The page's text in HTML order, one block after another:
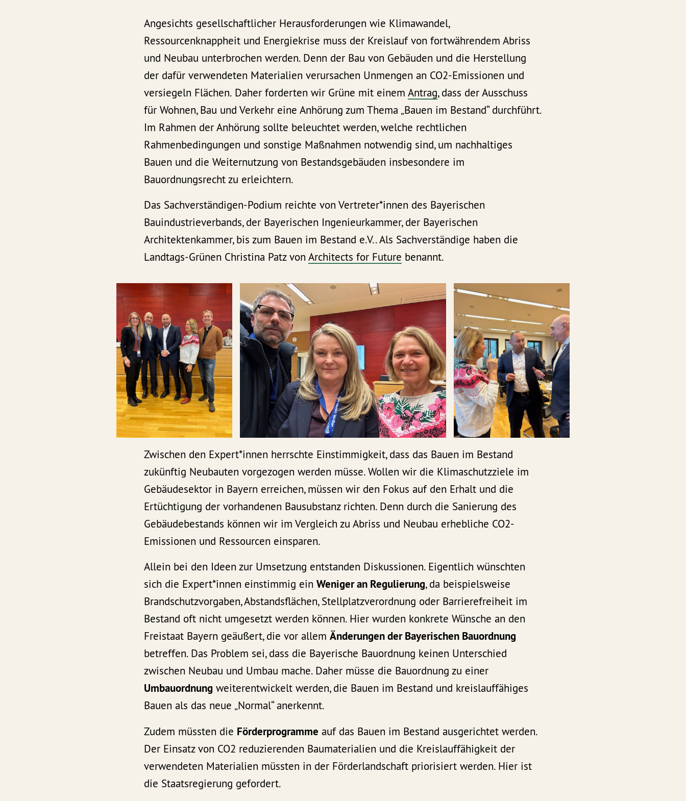
Angesichts gesellschaftlicher Herausforderungen wie Klimawandel,
Ressourcenknappheit und Energiekrise muss der Kreislauf von fortwährendem Abriss
und Neubau unterbrochen werden. Denn der Bau von Gebäuden und die Herstellung
der dafür verwendeten Materialien verursachen Unmengen an CO2-Emissionen und
versiegeln Flächen. Daher forderten wir Grüne mit einemAntrag, dass der Ausschuss
für Wohnen, Bau und Verkehr eine Anhörung zum Thema „Bauen im Bestand“ durchführt.
Im Rahmen der Anhörung sollte beleuchtet werden, welche rechtlichen
Rahmenbedingungen und sonstige Maßnahmen notwendig sind, um nachhaltiges
Bauen und die Weiternutzung von Bestandsgebäuden insbesondere im
Bauordnungsrecht zu erleichtern.
Das Sachverständigen-Podium reichte von Vertreter*innen des Bayerischen
Bauindustrieverbands, der Bayerischen Ingenieurkammer, der Bayerischen
Architektenkammer, bis zum Bauen im Bestand e.V.. Als Sachverständige haben die
Landtags-Grünen Christina Patz vonArchitects for Future benannt.
Zwischen den Expert*innen herrschte Einstimmigkeit, dass das Bauen im Bestand
zukünftig Neubauten vorgezogen werden müsse. Wollen wir die Klimaschutzziele im
Gebäudesektor in Bayern erreichen, müssen wir den Fokus auf den Erhalt und die
Ertüchtigung der vorhandenen Bausubstanz richten. Denn durch die Sanierung des
Gebäudebestands können wir im Vergleich zu Abriss und Neubau erhebliche CO2-
Emissionen und Ressourcen einsparen.
Allein bei den Ideen zur Umsetzung entstanden Diskussionen. Eigentlich wünschten
sich die Expert*innen einstimmig einWeniger an Regulierung, da beispielsweise
Brandschutzvorgaben, Abstandsflächen, Stellplatzverordnung oder Barrierefreiheit im
Bestand oft nicht umgesetzt werden können. Hier wurden konkrete Wünsche an den
Freistaat Bayern geäußert, die vor allemÄnderungen der Bayerischen Bauordnung
betreffen. Das Problem sei, dass die Bayerische Bauordnung keinen Unterschied
zwischen Neubau und Umbau mache. Daher müsse die Bauordnung zu einer
Umbauordnung weiterentwickelt werden, die Bauen im Bestand und kreislauffähiges
Bauen als das neue „Normal“ anerkennt.
Zudem müssten die Förderprogramme auf das Bauen im Bestand ausgerichtet werden.
Der Einsatz von CO2 reduzierenden Baumaterialien und die Kreislauffähigkeit der
verwendeten Materialien müssten in der Förderlandschaft priorisiert werden. Hier ist
die Staatsregierung gefordert.